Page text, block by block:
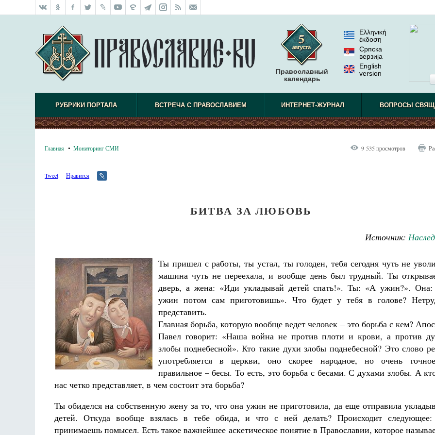
Православный
календарь
Ελληνική
έκδοση
Српска
верзиjа
English
version
РУБРИКИ ПОРТАЛА ВСТРЕЧА С ПРАВОСЛАВИЕМ ИНТЕРНЕТ-ЖУРНАЛ ВОПРОСЫ
Главная Мониторинг СМИ 9 535 просмотров
Tweet Нравится
БИТВА ЗА ЛЮБОВЬ
Источник:
Ты пришел с работы, ты устал, ты голоден, тебя сегодня чуть не
машина чуть не переехала, и вообще день был трудный. Ты
дверь, а жена: «Иди укладывай детей спать!». Ты: «А ужин?».
ужин потом сам приготовишь». Что будет у тебя в голове?
представить.
Главная борьба, которую вообще ведет человек – это борьба с кем?
Павел говорит: «Наша война не против плоти и крови, а против
злобы поднебесной». Кто такие духи злобы поднебесной? Это слово
употребляется в церкви, оно скорее народное, но очень
правильное – бесы. То есть, это борьба с бесами. С духами злобы. А
нас четко представляет, в чем состоит эта борьба?
Ты обиделся на собственную жену за то, что она ужин не приготовила, да еще отправила
детей. Откуда вообще взялась в тебе обида, и что с ней делать? Происходит
принимаешь помысел. Есть такое важнейшее аскетическое понятие в Православии, которое
Великомученик Георгий Победоносец.
святого
Роман Котов